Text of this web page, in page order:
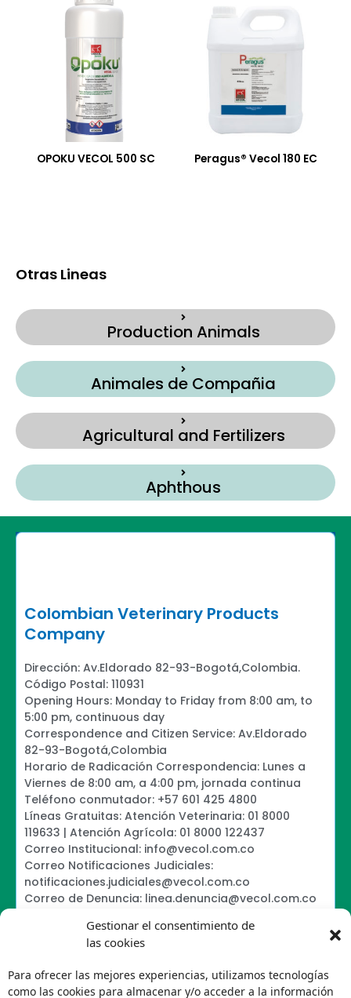
Gestionar el consentimiento de
las cookies
Para ofrecer las mejores experiencias, utilizamos tecnologías
como las cookies para almacenar y/o acceder a la información
OPOKU VECOL 500 SC Peragus® Vecol 180 EC
Otras Lineas
Production Animals
Animales de Compañia
Agricultural and Fertilizers
Aphthous
Colombian Veterinary Products
Company
Dirección: Av.Eldorado 82-93-Bogotá,Colombia.
Código Postal: 110931
Opening Hours: Monday to Friday from 8:00 am, to
5:00 pm, continuous day
Correspondence and Citizen Service: Av.Eldorado
82-93-Bogotá,Colombia
Horario de Radicación Correspondencia: Lunes a
Viernes de 8:00 am, a 4:00 pm, jornada continua
Teléfono conmutador: +57 601 425 4800
Líneas Gratuitas: Atención Veterinaria: 01 8000
119633 | Atención Agrícola: 01 8000 122437
Correo Institucional: info@vecol.com.co
Correo Notificaciones Judiciales:
notificaciones.judiciales@vecol.com.co
Correo de Denuncia: linea.denuncia@vecol.com.co
Política de Términos y Condiciones de Uso
Política de Tratamiento de Datos Personales VECOL